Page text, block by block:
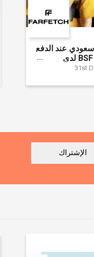
ريال سعودي عند الدفع
ببطاقة ائتمان BSF Visa لدى
الإشتراك